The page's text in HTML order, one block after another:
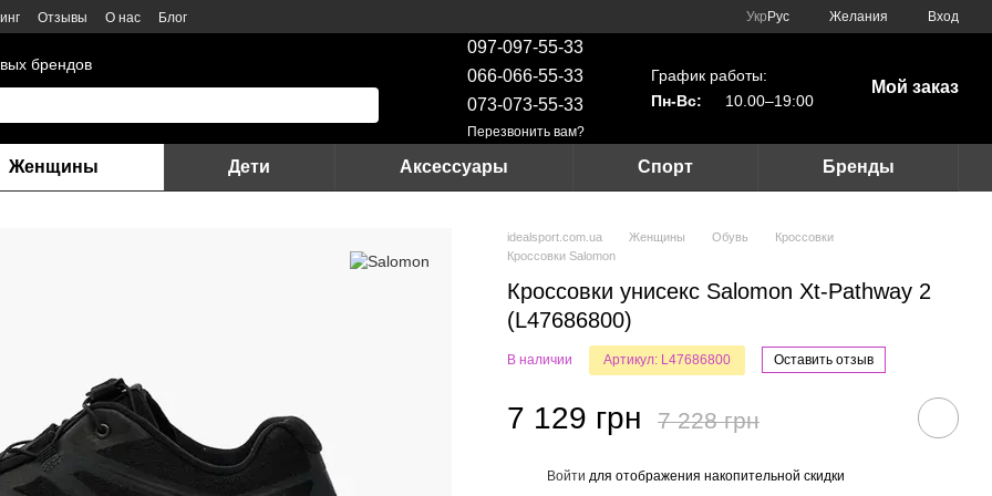
Отзывы О нас Блог Укр Рус Желания Вход
брендов
097-097-55-33
066-066-55-33
073-073-55-33
Перезвонить вам?
График работы:
Пн-Вс:
10.00–19:00
Мой заказ
Женщины Дети Аксессуары Спорт Бренды
idealsport.com.ua Женщины Обувь
Кроссовки
Кроссовки Salomon
Кроссовки унисекс Salomon Xt-Pathway 2
(L47686800)
В наличии Артикул: L47686800 Оставить отзыв
7 129 грн 7 228 грн
Войти для отображения накопительной скидки